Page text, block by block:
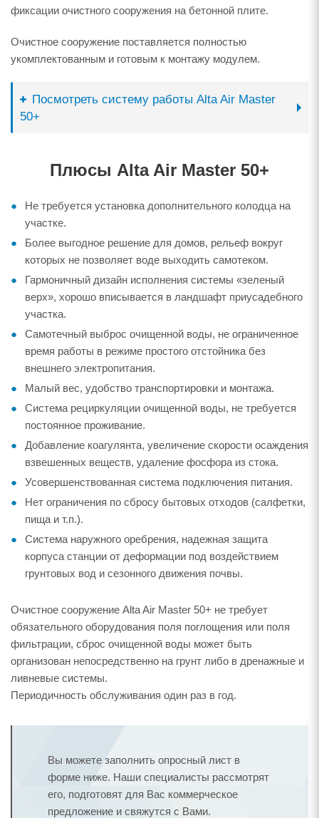
фиксации очистного сооружения на бетонной плите.
Очистное сооружение поставляется полностью
укомплектованным и готовым к монтажу модулем.
Посмотреть систему работы Alta Air Master
50+
Плюсы Alta Air Master 50+
Не требуется установка дополнительного колодца на
участке.
Более выгодное решение для домов, рельеф вокруг
которых не позволяет воде выходить самотеком.
Гармоничный дизайн исполнения системы «зеленый
верх», хорошо вписывается в ландшафт приусадебного
участка.
Самотечный выброс очищенной воды, не ограниченное
время работы в режиме простого отстойника без
внешнего электропитания.
Малый вес, удобство транспортировки и монтажа.
Система рециркуляции очищенной воды, не требуется
постоянное проживание.
Добавление коагулянта, увеличение скорости осаждения
взвешенных веществ, удаление фосфора из стока.
Усовершенствованная система подключения питания.
Нет ограничения по сбросу бытовых отходов (салфетки,
пища и т.п.).
Система наружного оребрения, надежная защита
корпуса станции от деформации под воздействием
грунтовых вод и сезонного движения почвы.
Очистное сооружение Alta Air Master 50+ не требует
обязательного оборудования поля поглощения или поля
фильтрации, сброс очищенной воды может быть
организован непосредственно на грунт либо в дренажные и
ливневые системы.
Периодичность обслуживания один раз в год.
Вы можете заполнить опросный лист в
форме ниже. Наши специалисты рассмотрят
его, подготовят для Вас коммерческое
предложение и свяжутся с Вами.